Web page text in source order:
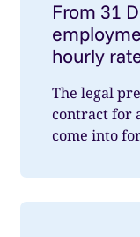
From 31
hourly
The legal
contract for
come into